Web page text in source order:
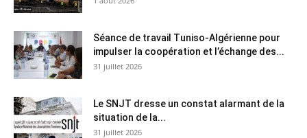
Séance de travail Tuniso-Algérienne pour
impulser la coopération et l’échange des...
31 juillet 2026
Le SNJT dresse un constat alarmant de la
situation de la...
31 juillet 2026